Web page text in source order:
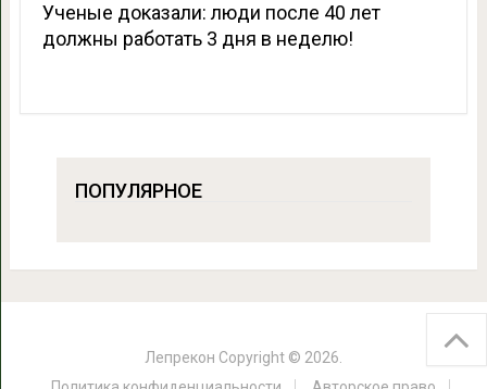
Ученые доказали: люди после 40 лет
должны работать 3 дня в неделю!
ПОПУЛЯРНОЕ
Лепрекон Copyright © 2026.